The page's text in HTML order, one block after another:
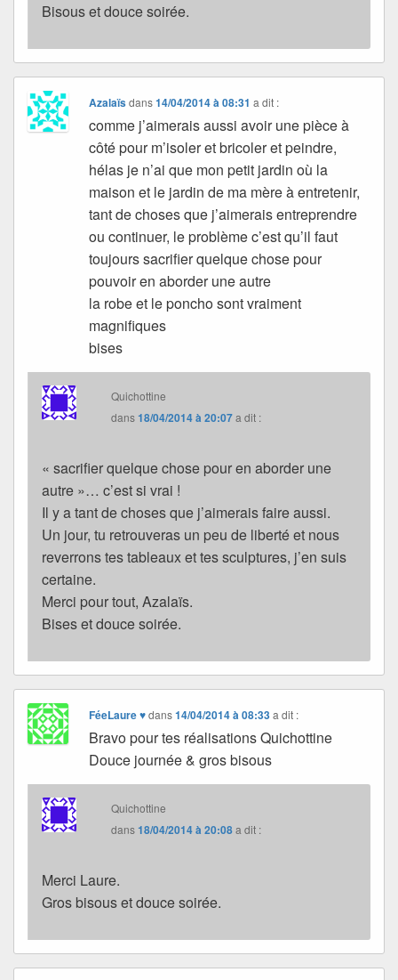
Bisous et douce soirée.
Azalaïsdans14/04/2014 à 08:31 a dit :
comme j’aimerais aussi avoir une pièce à
côté pour m’isoler et bricoler et peindre,
hélas je n’ai que mon petit jardin où la
maison et le jardin de ma mère à entretenir,
tant de choses que j’aimerais entreprendre
ou continuer, le problème c’est qu’il faut
toujours sacrifier quelque chose pour
pouvoir en aborder une autre
la robe et le poncho sont vraiment
magnifiques
bises
Quichottine
dans18/04/2014 à 20:07a dit :
« sacrifier quelque chose pour en aborder une
autre »… c’est si vrai !
Il y a tant de choses que j’aimerais faire aussi.
Un jour, tu retrouveras un peu de liberté et nous
reverrons tes tableaux et tes sculptures, j’en suis
certaine.
Merci pour tout, Azalaïs.
Bises et douce soirée.
FéeLaure ♥dans14/04/2014 à 08:33 a dit :
Bravo pour tes réalisations Quichottine
Douce journée & gros bisous
Quichottine
dans18/04/2014 à 20:08a dit :
Merci Laure.
Gros bisous et douce soirée.